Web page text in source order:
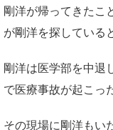
剛洋が帰ってきたこ
が剛洋を探している
剛洋は医学部を中退
で医療事故が起こっ
その現場に剛洋もい